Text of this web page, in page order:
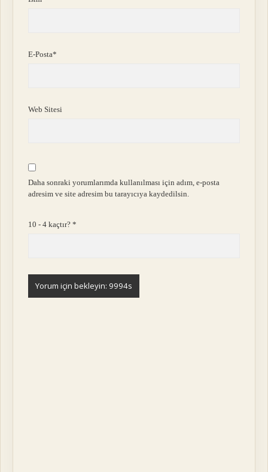
E-Posta*
Web Sitesi
Daha sonraki yorumlarımda kullanılması için adım, e-posta
adresim ve site adresim bu tarayıcıya kaydedilsin.
10 - 4 kaçtır?*